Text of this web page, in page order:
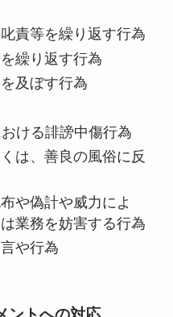
責等を繰り返す行為
繰り返す行為
及ぼす行為
ける誹謗中傷行為
は、善良の風俗に反
や偽計や威力によ
業務を妨害する行為
や行為